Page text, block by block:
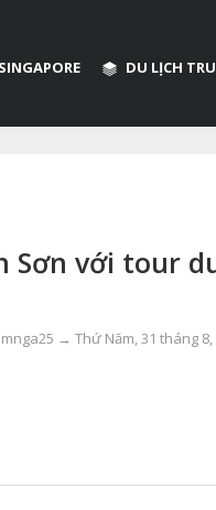
DU LỊCH
Sơn với tour
→ Thứ Năm, 31 tháng 8,